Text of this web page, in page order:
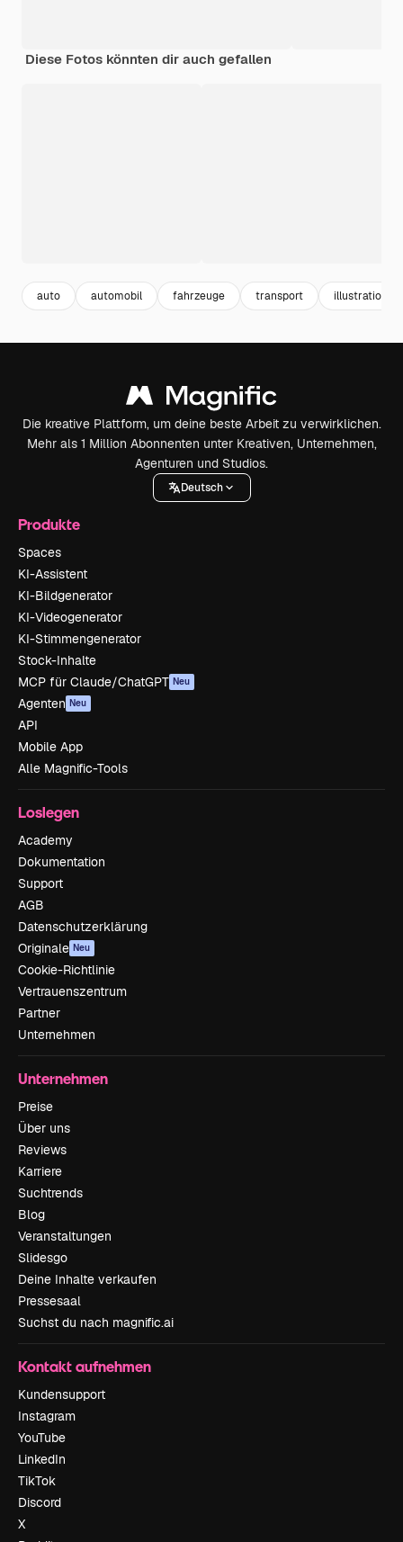
Diese Fotos könnten dir auch gefallen
auto automobil fahrzeuge transport illustration
Die kreative Plattform, um deine beste Arbeit zu verwirklichen.
Mehr als 1 Million Abonnenten unter Kreativen, Unternehmen,
Agenturen und Studios.
Deutsch
Produkte
Spaces
KI-Assistent
KI-Bildgenerator
KI-Videogenerator
KI-Stimmengenerator
Stock-Inhalte
MCP für Claude/ChatGPT Neu
Agenten Neu
API
Mobile App
Alle Magnific-Tools
Loslegen
Academy
Dokumentation
Support
AGB
Datenschutzerklärung
Originale Neu
Cookie-Richtlinie
Vertrauenszentrum
Partner
Unternehmen
Unternehmen
Preise
Über uns
Reviews
Karriere
Suchtrends
Blog
Veranstaltungen
Slidesgo
Deine Inhalte verkaufen
Pressesaal
Suchst du nach magnific.ai
Kontakt aufnehmen
Kundensupport
Instagram
YouTube
LinkedIn
TikTok
Discord
X